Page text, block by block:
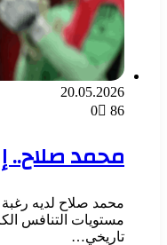
20.05.2026
0
86
محمد صلاح..
محمد صلاح لديه
مستويات التنافس
تاريخي…